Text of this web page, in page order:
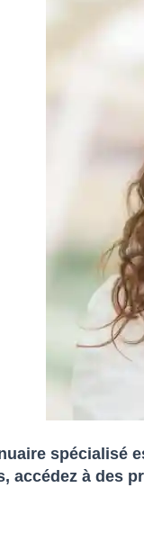
accédez à des